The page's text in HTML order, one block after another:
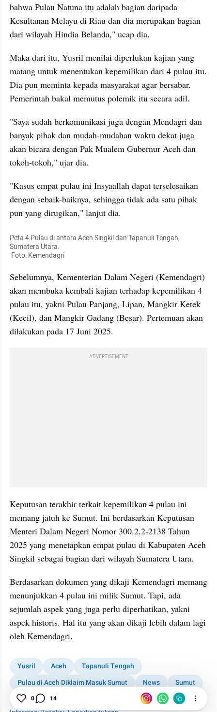
bahwa Pulau Natuna itu adalah bagian daripada
Kesultanan Melayu di Riau dan dia merupakan bagian
dari wilayah Hindia Belanda," ucap dia.
Maka dari itu, Yusril menilai diperlukan kajian yang
matang untuk menentukan kepemilikan dari 4 pulau itu.
Dia pun meminta kepada masyarakat agar bersabar.
Pemerintah bakal memutus polemik itu secara adil.
"Saya sudah berkomunikasi juga dengan Mendagri dan
banyak pihak dan mudah-mudahan waktu dekat juga
akan bicara dengan Pak Mualem Gubernur Aceh dan
tokoh-tokoh," ujar dia.
"Kasus empat pulau ini Insyaallah dapat terselesaikan
dengan sebaik-baiknya, sehingga tidak ada satu pihak
pun yang dirugikan," lanjut dia.
Peta 4 Pulau di antara Aceh Singkil dan Tapanuli Tengah,
Sumatera Utara.
Foto: Kemendagri
Sebelumnya, Kementerian Dalam Negeri (Kemendagri)
akan membuka kembali kajian terhadap kepemilikan 4
pulau itu, yakni Pulau Panjang, Lipan, Mangkir Ketek
(Kecil), dan Mangkir Gadang (Besar). Pertemuan akan
dilakukan pada 17 Juni 2025.
ADVERTISEMENT
Keputusan terakhir terkait kepemilikan 4 pulau ini
memang jatuh ke Sumut. Ini berdasarkan Keputusan
Menteri Dalam Negeri Nomor 300.2.2-2138 Tahun
2025 yang menetapkan empat pulau di Kabupaten Aceh
Singkil sebagai bagian dari wilayah Sumatera Utara.
Berdasarkan dokumen yang dikaji Kemendagri memang
menunjukkan 4 pulau ini milik Sumut. Tapi, ada
sejumlah aspek yang juga perlu diperhatikan, yakni
aspek historis. Hal itu yang akan dikaji lebih dalam lagi
oleh Kemendagri.
Yusril Aceh
Tapanuli Tengah
Pulau di Aceh Diklaim Masuk Sumut
News
Sumut
Pulau
0 14